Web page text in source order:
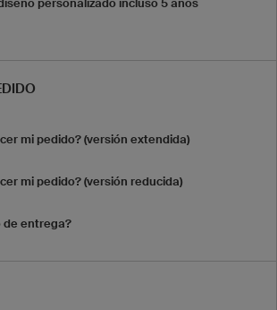
personalizado incluso 5 años
mi pedido? (versión extendida)
mi pedido? (versión reducida)
de entrega?